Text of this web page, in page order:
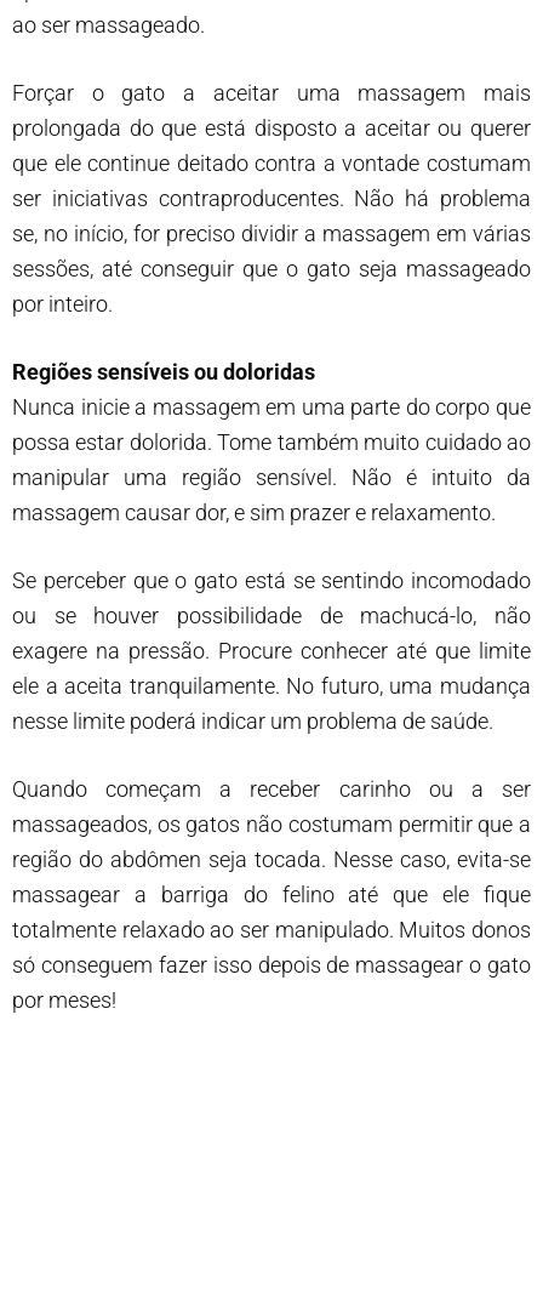
ao ser massageado.
Forçar o gato a aceitar uma massagem mais
prolongada do que está disposto a aceitar ou querer
que ele continue deitado contra a vontade costumam
ser iniciativas contraproducentes. Não há problema
se, no início, for preciso dividir a massagem em várias
sessões, até conseguir que o gato seja massageado
por inteiro.
Regiões sensíveis ou doloridas
Nunca inicie a massagem em uma parte do corpo que
possa estar dolorida. Tome também muito cuidado ao
manipular uma região sensível. Não é intuito da
massagem causar dor, e sim prazer e relaxamento.
Se perceber que o gato está se sentindo incomodado
ou se houver possibilidade de machucá-lo, não
exagere na pressão. Procure conhecer até que limite
ele a aceita tranquilamente. No futuro, uma mudança
nesse limite poderá indicar um problema de saúde.
Quando começam a receber carinho ou a ser
massageados, os gatos não costumam permitir que a
região do abdômen seja tocada. Nesse caso, evita-se
massagear a barriga do felino até que ele fique
totalmente relaxado ao ser manipulado. Muitos donos
só conseguem fazer isso depois de massagear o gato
por meses!